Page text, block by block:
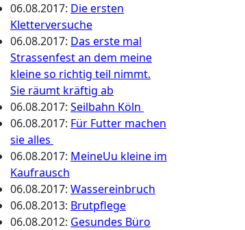
06.08.2017: Die ersten
Kletterversuche
06.08.2017: Das erste mal
Strassenfest an dem meine
kleine so richtig teil nimmt.
Sie räumt kräftig ab
06.08.2017: Seilbahn Köln
06.08.2017: Für Futter machen
sie alles
06.08.2017: MeineUu kleine im
Kaufrausch
06.08.2017: Wassereinbruch
06.08.2013: Brutpflege
06.08.2012: Gesundes Büro